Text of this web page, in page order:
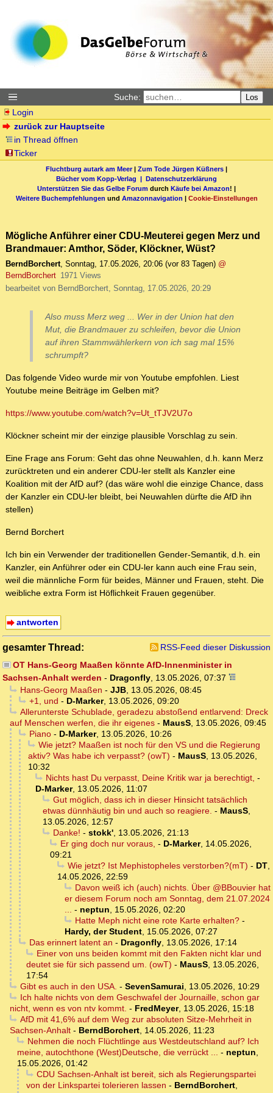
Suche: Los
Login
zurück zur Hauptseite
in Thread öffnen
Ticker
Fluchtburg autark am Meer| Zum Tode Jürgen Küßners |
Bücher vom Kopp-Verlag | Datenschutzerklärung
Unterstützen Sie das Gelbe Forum durch Käufe bei Amazon! |
Weitere Buchempfehlungen und Amazonnavigation | Cookie-Einstellungen
Mögliche Anführer einer CDU-Meuterei gegen Merz und
Brandmauer: Amthor, Söder, Klöckner, Wüst?
BerndBorchert, Sonntag, 17.05.2026, 20:06 (vor 83 Tagen) @
BerndBorchert 1971 Views
bearbeitet von BerndBorchert, Sonntag, 17.05.2026, 20:29
Also muss Merz weg ... Wer in der Union hat den
Mut, die Brandmauer zu schleifen, bevor die Union
auf ihren Stammwählerkern von ich sag mal 15%
schrumpft?
Das folgende Video wurde mir von Youtube empfohlen. Liest
Youtube meine Beiträge im Gelben mit?
https://www.youtube.com/watch?v=Ut_tTJV2U7o
Klöckner scheint mir der einzige plausible Vorschlag zu sein.
Eine Frage ans Forum: Geht das ohne Neuwahlen, d.h. kann Merz
zurücktreten und ein anderer CDU-ler stellt als Kanzler eine
Koalition mit der AfD auf? (das wäre wohl die einzige Chance, dass
der Kanzler ein CDU-ler bleibt, bei Neuwahlen dürfte die AfD ihn
stellen)
Bernd Borchert
Ich bin ein Verwender der traditionellen Gender-Semantik, d.h. ein
Kanzler, ein Anführer oder ein CDU-ler kann auch eine Frau sein,
weil die männliche Form für beides, Männer und Frauen, steht. Die
weibliche extra Form ist Höflichkeit Frauen gegenüber.
antworten
gesamter Thread:
RSS-Feed dieser Diskussion
OT Hans-Georg Maaßen könnte AfD-Innenminister in
Sachsen-Anhalt werden - Dragonfly, 13.05.2026, 07:37
Hans-Georg Maaßen - JJB, 13.05.2026, 08:45
+1, und - D-Marker, 13.05.2026, 09:20
Allerunterste Schublade, geradezu abstoßend entlarvend: Dreck
auf Menschen werfen, die ihr eigenes - MausS, 13.05.2026, 09:45
Piano- D-Marker, 13.05.2026, 10:26
Wie jetzt? Maaßen ist noch für den VS und die Regierung
aktiv? Was habe ich verpasst? (owT) - MausS, 13.05.2026,
10:32
Nichts hast Du verpasst, Deine Kritik war ja berechtigt, -
D-Marker, 13.05.2026, 11:07
Gut möglich, dass ich in dieser Hinsicht tatsächlich
etwas dünnhäutig bin und auch so reagiere. - MausS,
13.05.2026, 12:57
Danke! - stokk', 13.05.2026, 21:13
Er ging doch nur voraus, - D-Marker, 14.05.2026,
09:21
Wie jetzt? Ist Mephistopheles verstorben?(mT) - DT,
14.05.2026, 22:59
Davon weiß ich (auch) nichts. Über @BBouvier hat
er diesem Forum noch am Sonntag, dem 21.07.2024
... - neptun, 15.05.2026, 02:20
Hatte Meph nicht eine rote Karte erhalten?-
Hardy, der Student, 15.05.2026, 07:27
Das erinnert latent an - Dragonfly, 13.05.2026, 17:14
Einer von uns beiden kommt mit den Fakten nicht klar und
deutet sie für sich passend um. (owT) - MausS, 13.05.2026,
17:54
Gibt es auch in den USA. - SevenSamurai, 13.05.2026, 10:29
Ich halte nichts von dem Geschwafel der Journaille, schon gar
nicht, wenn es von ntv kommt. - FredMeyer, 13.05.2026, 15:18
AfD mit 41,6% auf dem Weg zur absoluten Sitze-Mehrheit in
Sachsen-Anhalt - BerndBorchert, 14.05.2026, 11:23
Nehmen die noch Flüchtlinge aus Westdeutschland auf? Ich
meine, autochthone (West)Deutsche, die verrückt ... - neptun,
15.05.2026, 01:42
CDU Sachsen-Anhalt ist bereit, sich als Regierungspartei
von der Linkspartei tolerieren lassen - BerndBorchert,